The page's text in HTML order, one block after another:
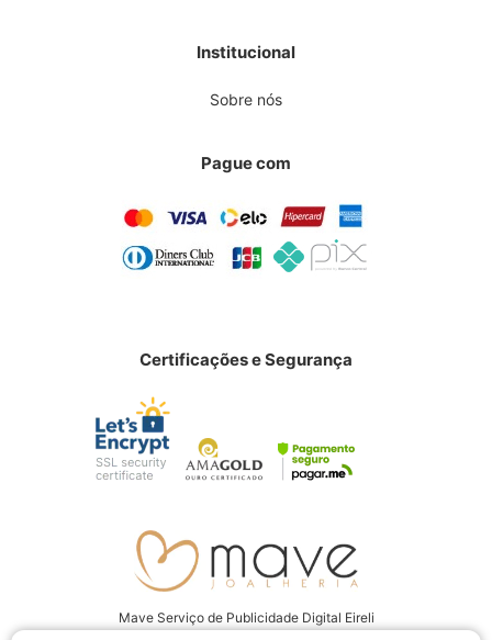
Institucional
Sobre nós
Pague com
Certificações e Segurança
Mave Serviço de Publicidade Digital Eireli